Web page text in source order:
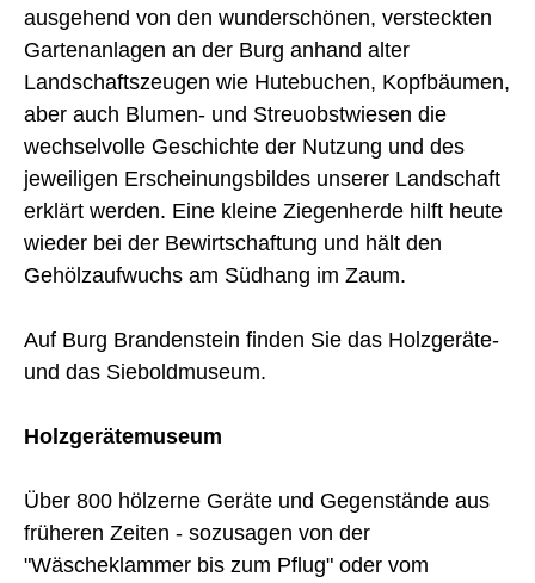
ausgehend von den wunderschönen, versteckten
Gartenanlagen an der Burg anhand alter
Landschaftszeugen wie Hutebuchen, Kopfbäumen,
aber auch Blumen- und Streuobstwiesen die
wechselvolle Geschichte der Nutzung und des
jeweiligen Erscheinungsbildes unserer Landschaft
erklärt werden. Eine kleine Ziegenherde hilft heute
wieder bei der Bewirtschaftung und hält den
Gehölzaufwuchs am Südhang im Zaum.
Auf Burg Brandenstein finden Sie das Holzgeräte-
und das Sieboldmuseum.
Holzgerätemuseum
Über 800 hölzerne Geräte und Gegenstände aus
früheren Zeiten - sozusagen von der
"Wäscheklammer bis zum Pflug" oder vom